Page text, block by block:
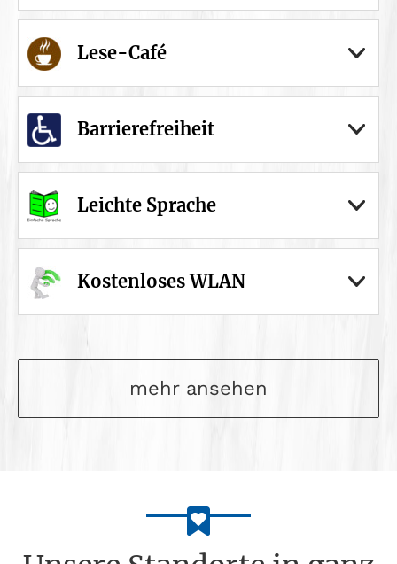
Lese-Café
Barrierefreiheit
Leichte Sprache
Kostenloses WLAN
mehr ansehen